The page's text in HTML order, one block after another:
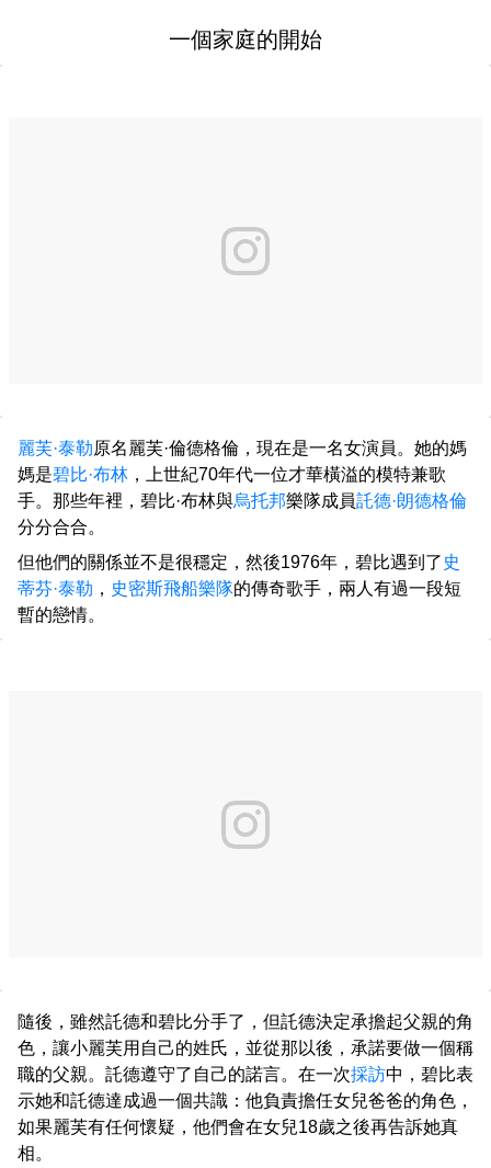
一個家庭的開始
麗芙·泰勒原名麗芙·倫德格倫，現在是一名女演員。她的媽
媽是碧比·布林 ，上世紀70年代一位才華橫溢的模特兼歌
手。那些年裡，碧比·布林與烏托邦樂隊成員託德·朗德格倫
分分合合。
但他們的關係並不是很穩定，然後1976年，碧比遇到了 史
蒂芬·泰勒 ， 史密斯飛船樂隊的傳奇歌手，兩人有過一段短
暫的戀情。
隨後，雖然託德和碧比分手了，但託德決定承擔起父親的角
色，讓小麗芙用自己的姓氏，並從那以後，承諾要做一個稱
職的父親。託德遵守了自己的諾言。在一次採訪中，碧比表
示她和託德達成過一個共識：他負責擔任女兒爸爸的角色，
如果麗芙有任何懷疑，他們會在女兒18歲之後再告訴她真
相。